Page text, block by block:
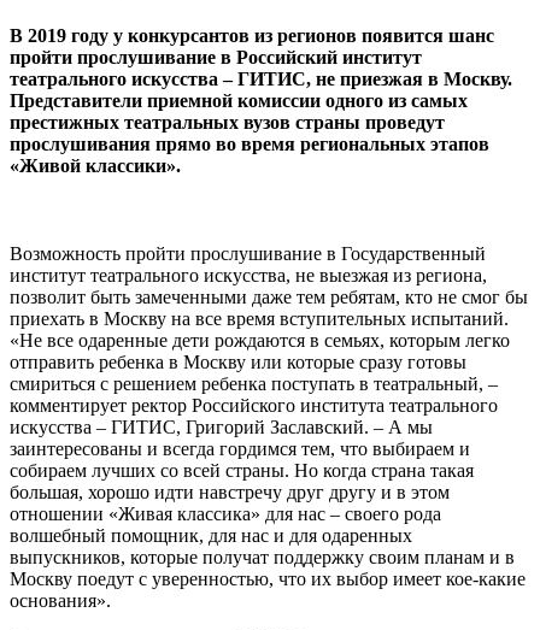
В 2019 году у конкурсантов из регионов появится шанс
пройти прослушивание в Российский институт
театрального искусства – ГИТИС, не приезжая в Москву.
Представители приемной комиссии одного из самых
престижных театральных вузов страны проведут
прослушивания прямо во время региональных этапов
«Живой классики».
Возможность пройти прослушивание в Государственный
институт театрального искусства, не выезжая из региона,
позволит быть замеченными даже тем ребятам, кто не смог бы
приехать в Москву на все время вступительных испытаний.
«Не все одаренные дети рождаются в семьях, которым легко
отправить ребенка в Москву или которые сразу готовы
смириться с решением ребенка поступать в театральный, –
комментирует ректор Российского института театрального
искусства – ГИТИС, Григорий Заславский. – А мы
заинтересованы и всегда гордимся тем, что выбираем и
собираем лучших со всей страны. Но когда страна такая
большая, хорошо идти навстречу друг другу и в этом
отношении «Живая классика» для нас – своего рода
волшебный помощник, для нас и для одаренных
выпускников, которые получат поддержку своим планам и в
Москву поедут с уверенностью, что их выбор имеет кое-какие
основания».